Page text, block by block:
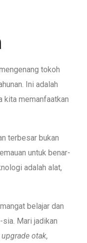
tokoh
Ini adalah
kita memanfaatkan
terbesar bukan
untuk benar-
adalah alat,
belajar dan
sia. Mari jadikan
upgrade otak,